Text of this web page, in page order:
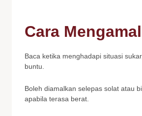
Cara
Baca ketika menghadapi situasi
buntu.
Boleh diamalkan selepas solat atau
apabila terasa berat.